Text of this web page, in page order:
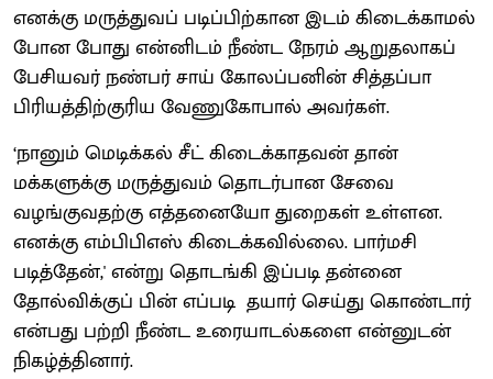
எனக்கு மருத்துவப் படிப்பிற்கான இடம் கிடைக்காமல்
போன போது என்னிடம் நீண்ட நேரம் ஆறுதலாகப்
பேசியவர் நண்பர் சாய் கோலப்பனின் சித்தப்பா
பிரியத்திற்குரிய வேணுகோபால் அவர்கள்.
‘நானும் மெடிக்கல் சீட் கிடைக்காதவன் தான்
மக்களுக்கு மருத்துவம் தொடர்பான சேவை
வழங்குவதற்கு எத்தனையோ துறைகள் உள்ளன.
எனக்கு எம்பிபிஎஸ் கிடைக்கவில்லை. பார்மசி
படித்தேன்,' என்று தொடங்கி இப்படி தன்னை
தோல்விக்குப் பின் எப்படி தயார் செய்து கொண்டார்
என்பது பற்றி நீண்ட உரையாடல்களை என்னுடன்
நிகழ்த்தினார்.